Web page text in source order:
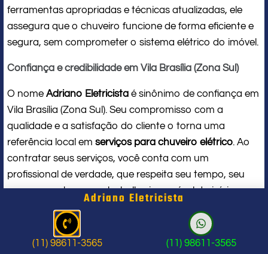
ferramentas apropriadas e técnicas atualizadas, ele
assegura que o chuveiro funcione de forma eficiente e
segura, sem comprometer o sistema elétrico do imóvel.
Confiança e credibilidade em Vila Brasília (Zona Sul)
O nome Adriano Eletricista é sinônimo de confiança em
Vila Brasília (Zona Sul). Seu compromisso com a
qualidade e a satisfação do cliente o torna uma
referência local em serviços para chuveiro elétrico. Ao
contratar seus serviços, você conta com um
profissional de verdade, que respeita seu tempo, seu
espaço e entrega um trabalho impecável do início ao
Problema com chuveiro: sinais que
Adriano Eletricista
(11) 98611-3565 (11) 98611-3565